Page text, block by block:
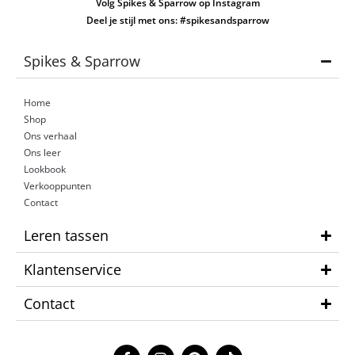
Volg Spikes & Sparrow op Instagram
Deel je stijl met ons: #spikesandsparrow
Spikes & Sparrow
Home
Shop
Ons verhaal
Ons leer
Lookbook
Verkooppunten
Contact
Leren tassen
Klantenservice
Contact
F I P T